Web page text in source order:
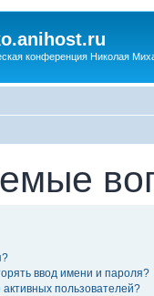
конференция Николая
ввод имени и пароля?
активных пользователей?